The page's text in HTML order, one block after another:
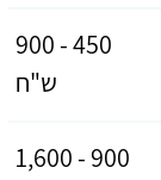
450 - 900
ש"ח
900 - 1,600